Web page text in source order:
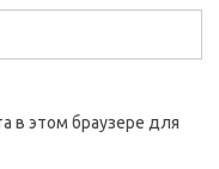
в этом браузере для